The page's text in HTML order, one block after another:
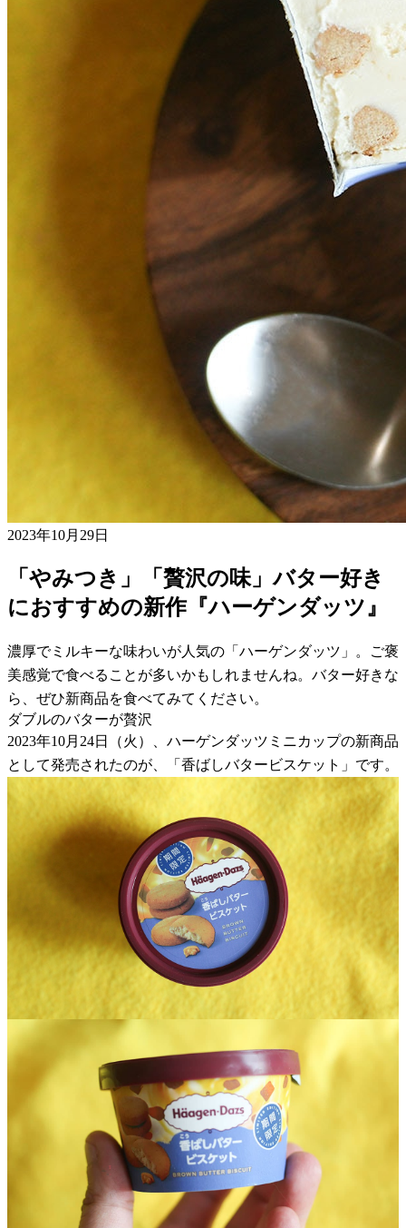
2023年10月29日
「やみつき」「贅沢の味」バター好き
におすすめの新作『ハーゲンダッツ』
濃厚でミルキーな味わいが人気の「ハーゲンダッツ」。ご褒
美感覚で食べることが多いかもしれませんね。バター好きな
ら、ぜひ新商品を食べてみてください。
ダブルのバターが贅沢
2023年10月24日（火）、ハーゲンダッツミニカップの新商品
として発売されたのが、「香ばしバタービスケット」です。